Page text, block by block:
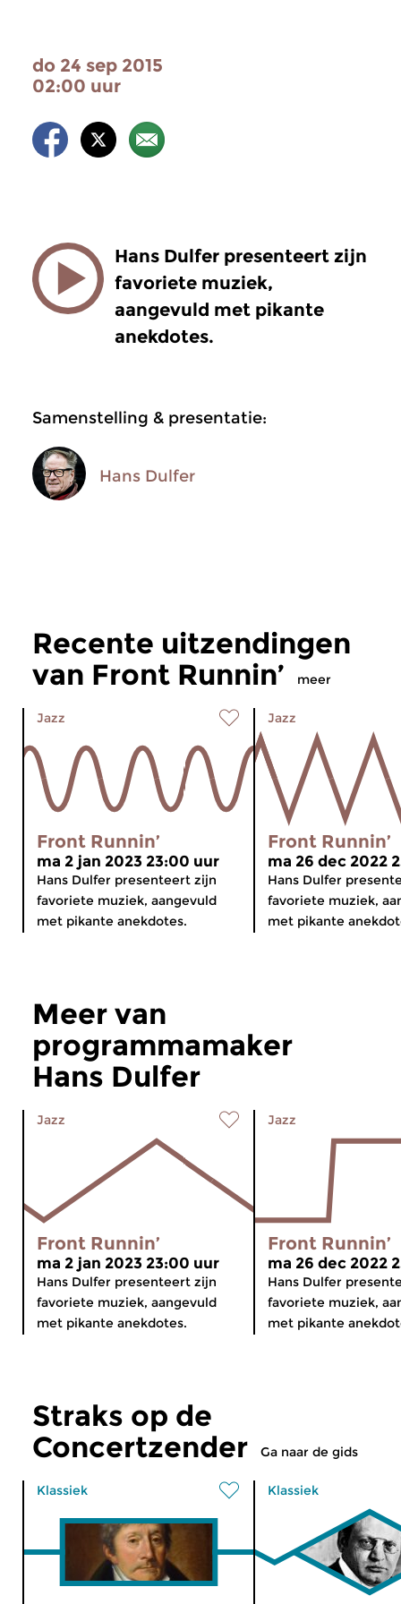
do 24 sep 2015
02:00 uur
Hans Dulfer presenteert zijn
favoriete muziek,
aangevuld met pikante
anekdotes.
Samenstelling & presentatie:
Hans Dulfer
Recente uitzendingen
van Front Runnin’
meer
Jazz
Front Runnin’
ma 2 jan 2023 23:00 uur
Hans Dulfer presenteert zijn
favoriete muziek, aangevuld
met pikante anekdotes.
Jazz
Front Runnin’
ma 26 dec 2022
Hans Dulfer
favoriete muziek,
met pikante
Meer van
programmamaker
Hans Dulfer
Jazz
Front Runnin’
ma 2 jan 2023 23:00 uur
Hans Dulfer presenteert zijn
favoriete muziek, aangevuld
met pikante anekdotes.
Jazz
Front Runnin’
ma 26 dec 2022
Hans Dulfer
favoriete muziek,
met pikante
Straks op de
Concertzender
Ga naar de gids
Klassiek Klassiek